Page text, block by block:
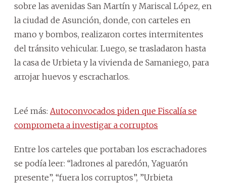
sobre las avenidas San Martín y Mariscal López, en
la ciudad de Asunción, donde, con carteles en
mano y bombos, realizaron cortes intermitentes
del tránsito vehicular. Luego, se trasladaron hasta
la casa de Urbieta y la vivienda de Samaniego, para
arrojar huevos y escracharlos.
Leé más: Autoconvocados piden que Fiscalía se
comprometa a investigar a corruptos
Entre los carteles que portaban los escrachadores
se podía leer: “ladrones al paredón, Yaguarón
presente”, “fuera los corruptos”, ”Urbieta